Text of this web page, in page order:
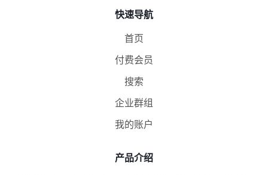
快速导航
首页
付费会员
搜索
企业群组
我的账户
产品介绍